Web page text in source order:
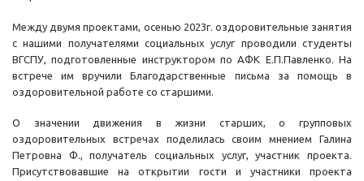
Между двумя проектами, осенью 2023г. оздоровительные занятия
с нашими получателями социальных услуг проводили студенты
ВГСПУ, подготовленные инструктором по АФК Е.П.Павленко. На
встрече им вручили Благодарственные письма за помощь в
оздоровительной работе со старшими.
О значении движения в жизни старших, о групповых
оздоровительных встречах поделилась своим мнением Галина
Петровна Ф., получатель социальных услуг, участник проекта.
Присутствовавшие на открытии гости и участники проекта